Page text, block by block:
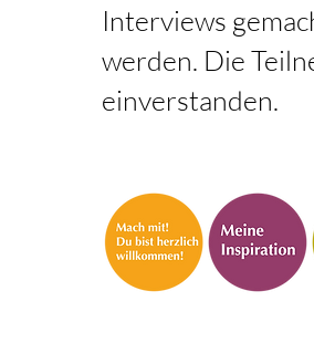
Interviews
werden. Die
einverstanden.